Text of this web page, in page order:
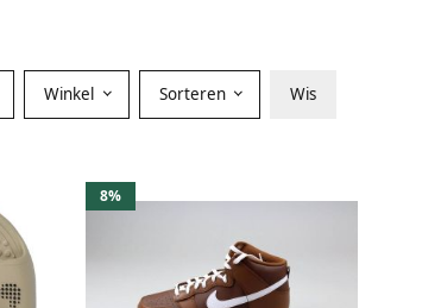
Winkel Sorteren Wis
8%